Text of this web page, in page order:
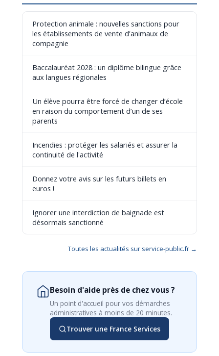
Protection animale : nouvelles sanctions pour
les établissements de vente d’animaux de
compagnie
Baccalauréat 2028 : un diplôme bilingue grâce
aux langues régionales
Un élève pourra être forcé de changer d’école
en raison du comportement d’un de ses
parents
Incendies : protéger les salariés et assurer la
continuité de l'activité
Donnez votre avis sur les futurs billets en
euros !
Ignorer une interdiction de baignade est
désormais sanctionné
Toutes les actualités sur service-public.fr →
Besoin d'aide près de chez vous ?
Un point d'accueil pour vos démarches
administratives à moins de 20 minutes.
Trouver une France Services